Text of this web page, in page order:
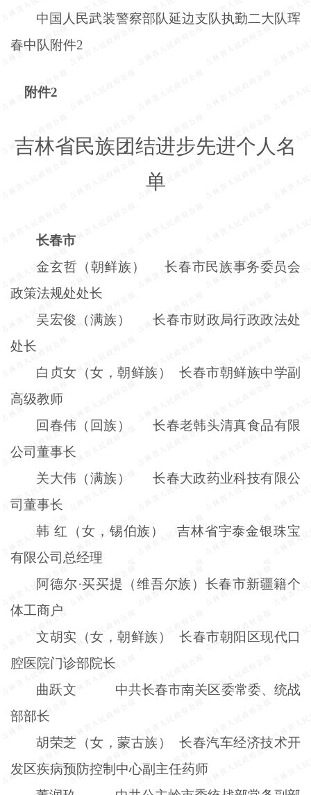
中国人民武装警察部队延边支队执勤二大队珲
春中队附件2
附件2
吉林省民族团结进步先进个人名
单
长春市
金玄哲（朝鲜族） 长春市民族事务委员会
政策法规处处长
吴宏俊（满族） 长春市财政局行政政法处
处长
白贞女（女，朝鲜族） 长春市朝鲜族中学副
高级教师
回春伟（回族） 长春老韩头清真食品有限
公司董事长
关大伟（满族） 长春大政药业科技有限公
司董事长
韩 红（女，锡伯族） 吉林省宇泰金银珠宝
有限公司总经理
阿德尔·买买提（维吾尔族）长春市新疆籍个
体工商户
文胡实（女，朝鲜族） 长春市朝阳区现代口
腔医院门诊部院长
曲跃文 中共长春市南关区委常委、统战
部部长
胡荣芝（女，蒙古族） 长春汽车经济技术开
发区疾病预防控制中心副主任药师